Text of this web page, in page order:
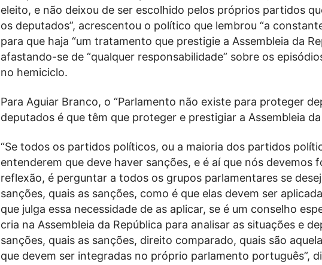
eleito, e não deixou de ser escolhido pelos próprios partidos
os deputados”, acrescentou o político que lembrou “a
para que haja “um tratamento que prestigie a Assembleia da
afastando-se de “qualquer responsabilidade” sobre os
no hemiciclo.
Para Aguiar Branco, o “Parlamento não existe para proteger
deputados é que têm que proteger e prestigiar a Assembleia da
“Se todos os partidos políticos, ou a maioria dos partidos
entenderem que deve haver sanções, e é aí que nós devemos
reflexão, é perguntar a todos os grupos parlamentares se
sanções, quais as sanções, como é que elas devem ser
que julga essa necessidade de as aplicar, se é um conselho
cria na Assembleia da República para analisar as situações e
sanções, quais as sanções, direito comparado, quais são
que devem ser integradas no próprio parlamento português”,